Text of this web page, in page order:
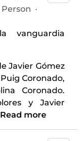
Person ·
vanguardia
Javier Gómez
Coronado,
Coronado.
y Javier
Read more